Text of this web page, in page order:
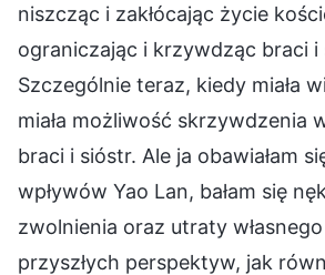
niszcząc i zakłócając życie
ograniczając i krzywdząc braci i
Szczególnie teraz, kiedy miała
miała możliwość skrzywdzenia
braci i sióstr. Ale ja obawiałam
wpływów Yao Lan, bałam się
zwolnienia oraz utraty
przyszłych perspektyw, jak